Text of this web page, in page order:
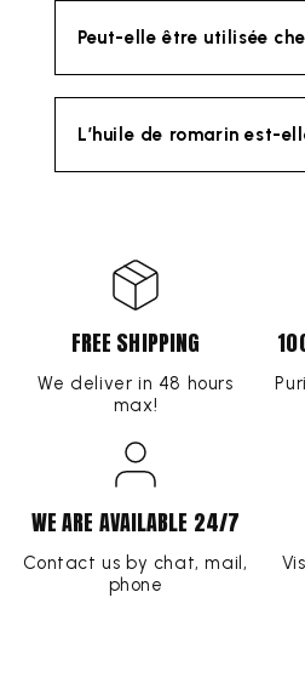
Peut-elle être utilisée
L’huile de romarin est-
FREE SHIPPING
We deliver in 48 hours
max!
WE ARE AVAILABLE 24/7
Contact us by chat, mail,
phone